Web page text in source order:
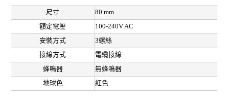
尺寸
80 mm
額定電壓
100-240V AC
安裝方式
3螺絲
接線方式
電纜接線
蜂鳴器
無蜂鳴器
地球色
紅色